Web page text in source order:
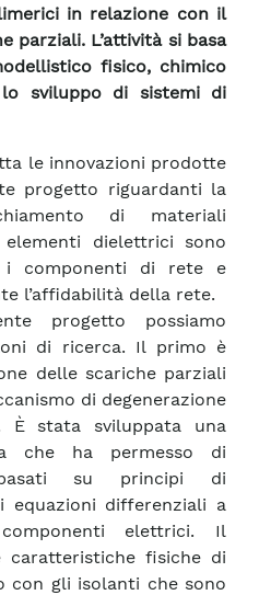
in relazione con il
parziali. L’attività si basa
fisico, chimico
sviluppo di sistemi di
le innovazioni prodotte
progetto riguardanti la
di materiali
dielettrici sono
componenti di rete e
l’affidabilità della rete.
progetto possiamo
di ricerca. Il primo è
delle scariche parziali
di degenerazione
È stata sviluppata una
che ha permesso di
su principi di
equazioni differenziali a
elettrici. Il
caratteristiche fisiche di
gli isolanti che sono